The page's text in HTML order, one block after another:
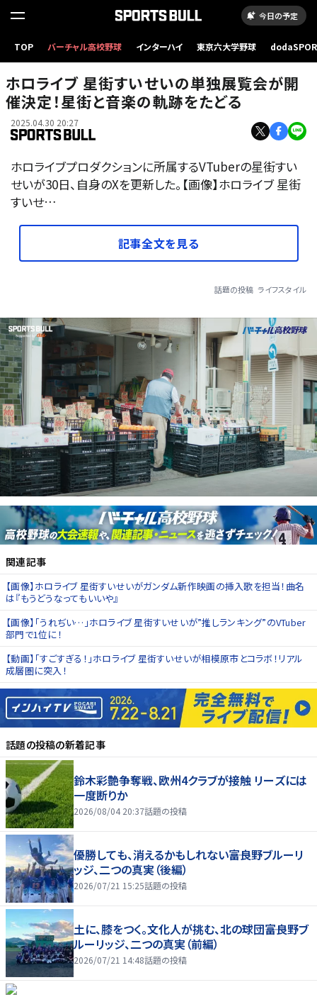
今日の予定
TOP バーチャル高校野球 インターハイ 東京六大学野球
ホロライブ 星街すいせいの単独展覧会が開
催決定！星街と音楽の軌跡をたどる
2025.04.30 20:27
ホロライブプロダクションに所属するVTuberの星街すい
せいが30日、自身のXを更新した。【画像】ホロライブ 星街
すいせ…
記事全文を見る
話題の投稿 ライフスタイル
関連記事
【画像】ホロライブ 星街すいせいがガンダム新作映画の挿入歌を担当！曲名
は『もうどうなってもいいや』
【画像】「うれぢい…」ホロライブ 星街すいせいが”推しランキング”のVTuber
部門で1位に！
【動画】「すごすぎる！」ホロライブ 星街すいせいが相模原市とコラボ！リアル
成層圏に突入！
話題の投稿の新着記事
鈴木彩艶争奪戦、欧州4クラブが接触 リーズには
一度断りか
2026/08/04 20:37話題の投稿
優勝しても、消えるかもしれない――富良野ブルーリ
ッジ、二つの真実（後編）
2026/07/21 15:25話題の投稿
土に、膝をつく。文化人が挑む、北の球団――富良野ブ
ルーリッジ、二つの真実（前編）
2026/07/21 14:48話題の投稿